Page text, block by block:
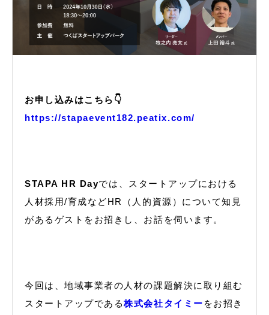
お申し込みはこちら👇
https://stapaevent182.peatix.com/
STAPA HR Dayでは、スタートアップにおける
人材採用/育成などHR（人的資源）について知見
があるゲストをお招きし、お話を伺います。
今回は、地域事業者の人材の課題解決に取り組む
スタートアップである株式会社タイミー をお招き